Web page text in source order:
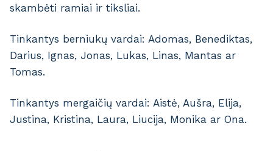
skambėti ramiai ir tiksliai.
Tinkantys berniukų vardai: Adomas, Benediktas,
Darius, Ignas, Jonas, Lukas, Linas, Mantas ar
Tomas.
Tinkantys mergaičių vardai: Aistė, Aušra, Elija,
Justina, Kristina, Laura, Liucija, Monika ar Ona.